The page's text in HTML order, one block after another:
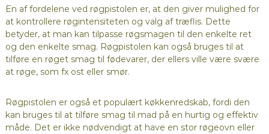
En af fordelene ved røgpistolen er, at den giver mulighed for
at kontrollere røgintensiteten og valg af træflis. Dette
betyder, at man kan tilpasse røgsmagen til den enkelte ret
og den enkelte smag. Røgpistolen kan også bruges til at
tilføre en røget smag til fødevarer, der ellers ville være svære
at røge, som fx ost eller smør.
Røgpistolen er også et populært køkkenredskab, fordi den
kan bruges til at tilføre smag til mad på en hurtig og effektiv
måde. Det er ikke nødvendigt at have en stor røgeovn eller